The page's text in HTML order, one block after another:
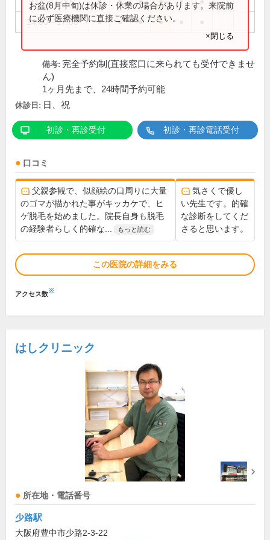
14:00～17:00 ● ● ● ●
お盆(8月中旬)は休診・休業の場合があります。来院前
に必ず医療機関に直接ご確認ください。
×閉じる
備考: 完全予約制(直接窓口に来られても受付できませ
ん)
1ヶ月先まで、24時間予約可能
休診日: 日、祝
初診・再診受付 初診・再診電話受付
口コミ
父親参観で、似顔絵の口周りに大量
のゴマが描かれた事がキッカケで、ヒ
ゲ脱毛を始めました。院長自身も脱毛
の経験者らしく的確な...
もっと読む
気さくで優し
い先生です。的確
な診断をしてくだ
さると思います。
この医院の詳細をみる
アクセス数※
はしクリニック
所在地・電話番号
少路駅
大阪府豊中市少路2-3-22